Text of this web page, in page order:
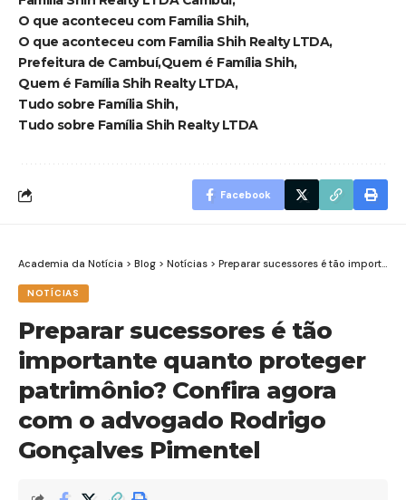
O que aconteceu com Família Shih
O que aconteceu com Família Shih Realty LTDA
Prefeitura de CambuíQuem é Família Shih
Quem é Família Shih Realty LTDA
Tudo sobre Família Shih
Tudo sobre Família Shih Realty LTDA
Facebook
Academia da Notícia > Blog > Notícias > Preparar sucessores é tão importante quanto proteger patrimônio? Confira agora com o advogado Rodrigo Gonçalves Pimentel
NOTÍCIAS
Preparar sucessores é tão
importante quanto proteger
patrimônio? Confira agora
com o advogado Rodrigo
Gonçalves Pimentel